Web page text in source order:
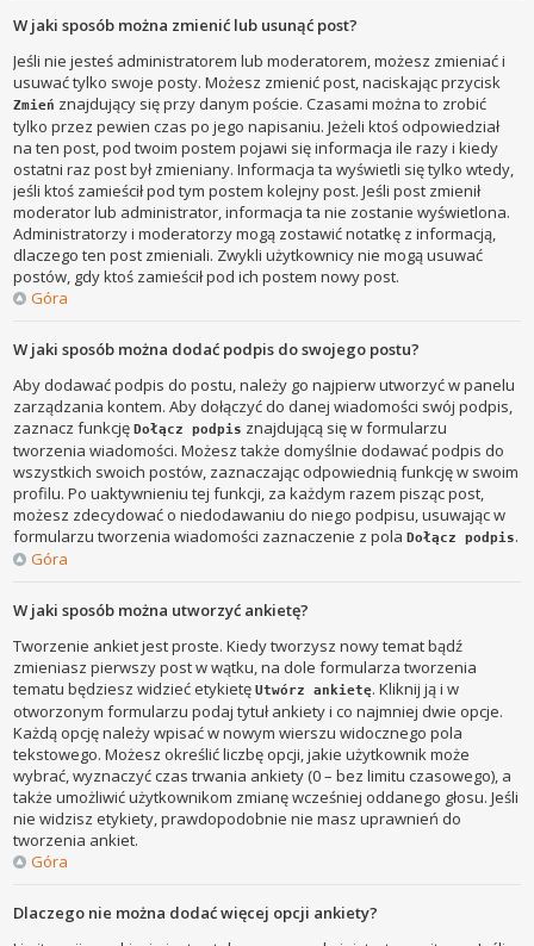
W jaki sposób można zmienić lub usunąć post?
Jeśli nie jesteś administratorem lub moderatorem, możesz zmieniać i
usuwać tylko swoje posty. Możesz zmienić post, naciskając przycisk
Zmień znajdujący się przy danym poście. Czasami można to zrobić
tylko przez pewien czas po jego napisaniu. Jeżeli ktoś odpowiedział
na ten post, pod twoim postem pojawi się informacja ile razy i kiedy
ostatni raz post był zmieniany. Informacja ta wyświetli się tylko wtedy,
jeśli ktoś zamieścił pod tym postem kolejny post. Jeśli post zmienił
moderator lub administrator, informacja ta nie zostanie wyświetlona.
Administratorzy i moderatorzy mogą zostawić notatkę z informacją,
dlaczego ten post zmieniali. Zwykli użytkownicy nie mogą usuwać
postów, gdy ktoś zamieścił pod ich postem nowy post.
Góra
W jaki sposób można dodać podpis do swojego postu?
Aby dodawać podpis do postu, należy go najpierw utworzyć w panelu
zarządzania kontem. Aby dołączyć do danej wiadomości swój podpis,
zaznacz funkcjęDołącz podpis znajdującą się w formularzu
tworzenia wiadomości. Możesz także domyślnie dodawać podpis do
wszystkich swoich postów, zaznaczając odpowiednią funkcję w swoim
profilu. Po uaktywnieniu tej funkcji, za każdym razem pisząc post,
możesz zdecydować o niedodawaniu do niego podpisu, usuwając w
formularzu tworzenia wiadomości zaznaczenie z polaDołącz podpis.
Góra
W jaki sposób można utworzyć ankietę?
Tworzenie ankiet jest proste. Kiedy tworzysz nowy temat bądź
zmieniasz pierwszy post w wątku, na dole formularza tworzenia
tematu będziesz widzieć etykietęUtwórz ankietę. Kliknij ją i w
otworzonym formularzu podaj tytuł ankiety i co najmniej dwie opcje.
Każdą opcję należy wpisać w nowym wierszu widocznego pola
tekstowego. Możesz określić liczbę opcji, jakie użytkownik może
wybrać, wyznaczyć czas trwania ankiety (0 – bez limitu czasowego), a
także umożliwić użytkownikom zmianę wcześniej oddanego głosu. Jeśli
nie widzisz etykiety, prawdopodobnie nie masz uprawnień do
tworzenia ankiet.
Góra
Dlaczego nie można dodać więcej opcji ankiety?